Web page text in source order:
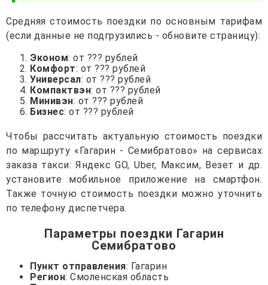
Средняя стоимость поездки по основным тарифам
(если данные не подгрузились - обновите страницу):
Эконом: от ??? рублей
Комфорт: от ??? рублей
Универсал: от ??? рублей
Компактвэн: от ??? рублей
Минивэн: от ??? рублей
Бизнес: от ??? рублей
Чтобы рассчитать актуальную стоимость поездки
по маршруту «Гагарин - Семибратово» на сервисах
заказа такси: Яндекс GO, Uber, Максим, Везет и др.
установите мобильное приложение на смартфон.
Также точную стоимость поездки можно уточнить
по телефону диспетчера.
Параметры поездки Гагарин
Семибратово
Пункт отправления: Гагарин
Регион: Смоленская область